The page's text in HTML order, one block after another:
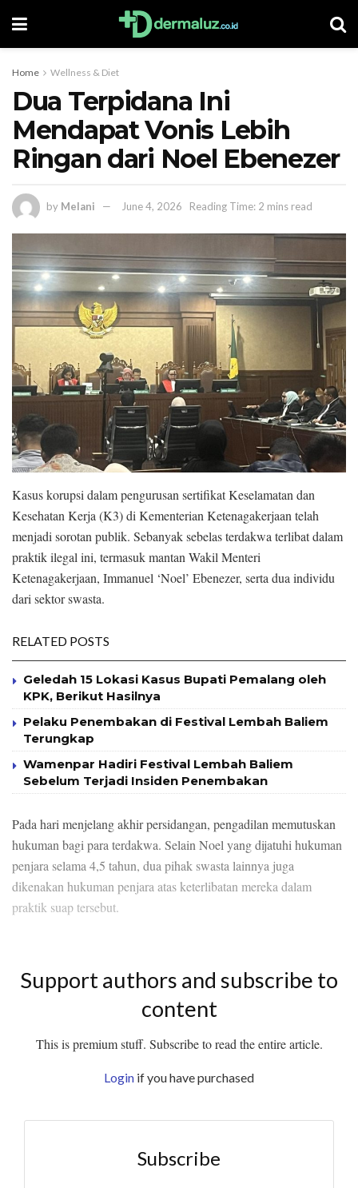
Home Wellness & Diet
Dua Terpidana Ini
Mendapat Vonis Lebih
Ringan dari Noel Ebenezer
by Melani June 4, 2026 Reading Time: 2 mins read
Kasus korupsi dalam pengurusan sertifikat Keselamatan dan
Kesehatan Kerja (K3) di Kementerian Ketenagakerjaan telah
menjadi sorotan publik. Sebanyak sebelas terdakwa terlibat dalam
praktik ilegal ini, termasuk mantan Wakil Menteri
Ketenagakerjaan, Immanuel ‘Noel’ Ebenezer, serta dua individu
dari sektor swasta.
RELATED POSTS
Geledah 15 Lokasi Kasus Bupati Pemalang oleh
KPK, Berikut Hasilnya
Pelaku Penembakan di Festival Lembah Baliem
Terungkap
Wamenpar Hadiri Festival Lembah Baliem
Sebelum Terjadi Insiden Penembakan
Pada hari menjelang akhir persidangan, pengadilan memutuskan
hukuman bagi para terdakwa. Selain Noel yang dijatuhi hukuman
penjara selama 4,5 tahun, dua pihak swasta lainnya juga
dikenakan hukuman penjara atas keterlibatan mereka dalam
praktik suap tersebut.
Support authors and subscribe to
content
This is premium stuff. Subscribe to read the entire article.
Login if you have purchased
Subscribe